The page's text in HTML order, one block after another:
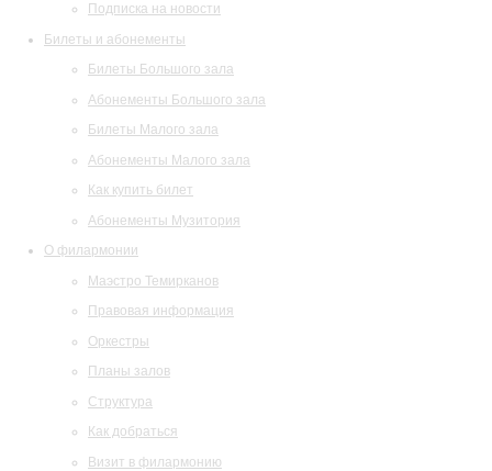
Подписка на новости
Билеты и абонементы
Билеты Большого зала
Абонементы Большого зала
Билеты Малого зала
Абонементы Малого зала
Как купить билет
Абонементы Музитория
О филармонии
Маэстро Темирканов
Правовая информация
Оркестры
Планы залов
Структура
Как добраться
Визит в филармонию